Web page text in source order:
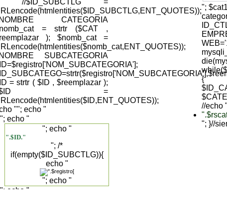
CATEGORIA
= strtr ($CAT ,
); $nomb_cat =
SUBCATEGORIA
= strtr ( $ID , $reemplazar );
$ID =
"
"; echo "
"; echo "
".$ID."
"; /*
if(empty($ID_SUBCTLG)){
echo "
"; echo "
"; echo "
"; echo "
";
{
//echo "
"; }//